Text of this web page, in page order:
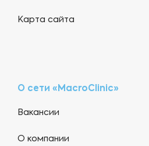
Карта сайта
О сети «MacroClinic»
Вакансии
О компании